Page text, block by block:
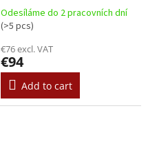
Odesíláme do 2 pracovních dní
(>5 pcs)
€76 excl. VAT
€94
Add to cart